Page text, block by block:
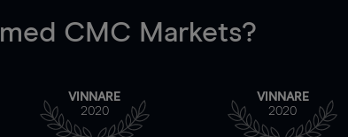
med CMC Markets?
VINNARE
2020
VINNARE
2020